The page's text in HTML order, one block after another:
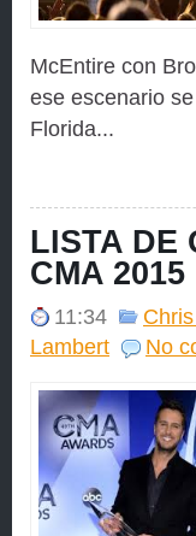
McEntire con
ese escenario
Florida...
LISTA DE
CMA 2015
11:34
Lambert
No